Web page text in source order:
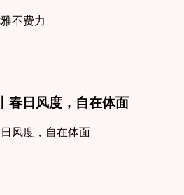
不费力
春日风度，自在体面
风度，自在体面